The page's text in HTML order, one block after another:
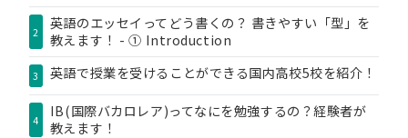
2
英語のエッセイってどう書くの？ 書きやすい「型」を
教えます！ - ① Introduction
3 英語で授業を受けることができる国内高校5校を紹介！
4
IB(国際バカロレア)ってなにを勉強するの？経験者が
教えます！